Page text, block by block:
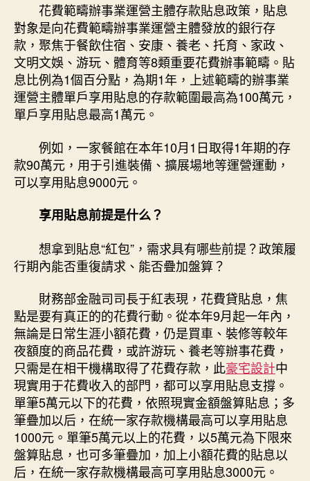
花費範疇辦事業運營主體存款貼息政策，貼息
對象是向花費範疇辦事業運營主體發放的銀行存
款，聚焦于餐飲住宿、安康、養老、托育、家政、
文明文娛、游玩、體育等8類重要花費辦事範疇。貼
息比例為1個百分點，為期1年，上述範疇的辦事業
運營主體單戶享用貼息的存款範圍最高為100萬元，
單戶享用貼息最高1萬元。
例如，一家餐館在本年10月1日取得1年期的存
款90萬元，用于引進裝備、擴展場地等運營運動，
可以享用貼息9000元。
享用貼息前提是什么？
想拿到貼息“紅包”，需求具有哪些前提？政策履
行期內能否重復請求、能否疊加盤算？
財務部金融司司長于紅表現，花費貸貼息，焦
點是要有真正的的花費行動。從本年9月起一年內，
無論是日常生涯小額花費，仍是買車、裝修等較年
夜額度的商品花費，或許游玩、養老等辦事花費，
只需是在相干機構取得了花費存款，此豪宅設計中
現實用于花費收入的部門，都可以享用貼息支撐。
單筆5萬元以下的花費，依照現實金額盤算貼息；多
筆疊加以后，在統一家存款機構最高可以享用貼息
1000元。單筆5萬元以上的花費，以5萬元為下限來
盤算貼息，也可多筆疊加，加上小額花費的貼息以
后，在統一家存款機構最高可享用貼息3000元。